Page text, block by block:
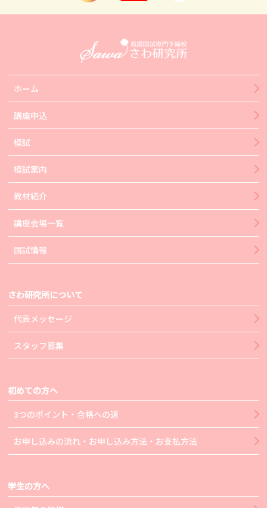
ホーム
講座申込
模試
模試案内
教材紹介
講座会場一覧
国試情報
さわ研究所について
代表メッセージ
スタッフ募集
初めての方へ
3つのポイント・合格への道
お申し込みの流れ・お申し込み方法・お支払方法
学生の方へ